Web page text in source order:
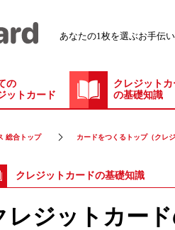
あなたの1枚を選ぶお手伝い
の
ットカード
クレジットカ
の基礎知識
総合トップ カードをつくるトップ（クレ
クレジットカードの基礎知識
レジットカー